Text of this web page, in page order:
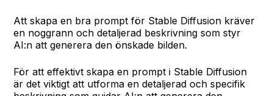
Att skapa en bra prompt för Stable Diffusion kräver
en noggrann och detaljerad beskrivning som styr
AI:n att generera den önskade bilden.
För att effektivt skapa en prompt i Stable Diffusion
är det viktigt att utforma en detaljerad och specifik